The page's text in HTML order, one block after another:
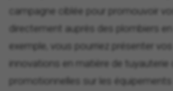
campagne ciblée pour promouvoir
directement auprès des plombiers
exemple, vous pourriez présenter vos
innovations en matière de tuyauterie
promotionnelles sur les